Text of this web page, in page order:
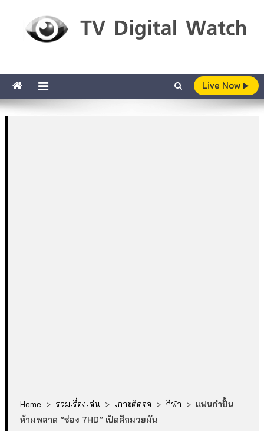
Live Now
Home > รวมเรื่องเด่น > เกาะติดจอ > กีฬา > แฟนกำปั้น
ห้ามพลาด “ช่อง 7HD” เปิดศึกมวยมัน